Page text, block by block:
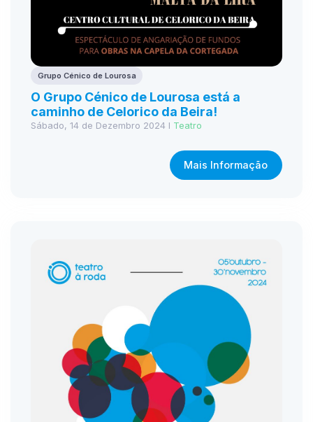
Grupo Cénico de Lourosa
O Grupo Cénico de Lourosa está a
caminho de Celorico da Beira!
Sábado, 14 de Dezembro 2024 I Teatro
Mais Informação